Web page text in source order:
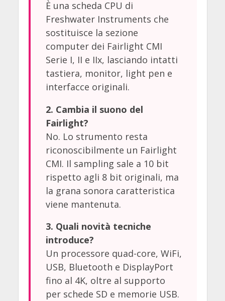
È una scheda CPU di
Freshwater Instruments che
sostituisce la sezione
computer dei Fairlight CMI
Serie I, II e IIx, lasciando intatti
tastiera, monitor, light pen e
interfacce originali.
2. Cambia il suono del
Fairlight?
No. Lo strumento resta
riconoscibilmente un Fairlight
CMI. Il sampling sale a 10 bit
rispetto agli 8 bit originali, ma
la grana sonora caratteristica
viene mantenuta.
3. Quali novità tecniche
introduce?
Un processore quad-core, WiFi,
USB, Bluetooth e DisplayPort
fino al 4K, oltre al supporto
per schede SD e memorie USB.